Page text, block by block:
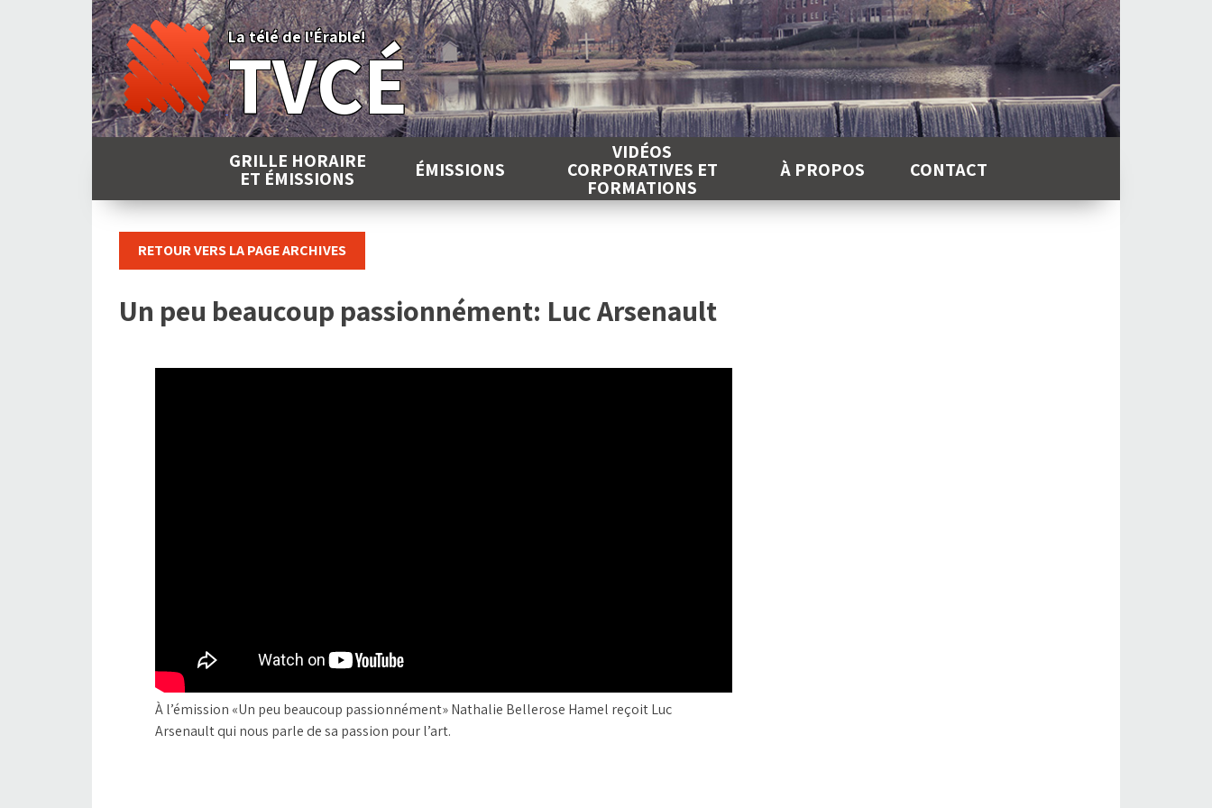
La télé de l'Érable!
TVCÉ
GRILLE HORAIRE
ET ÉMISSIONS ÉMISSIONS
VIDÉOS
CORPORATIVES ET
FORMATIONS
À PROPOS CONTACT
RETOUR VERS LA PAGE ARCHIVES
Un peu beaucoup passionnément: Luc Arsenault
À l’émission «Un peu beaucoup passionnément» Nathalie Bellerose Hamel reçoit Luc
Arsenault qui nous parle de sa passion pour l’art.